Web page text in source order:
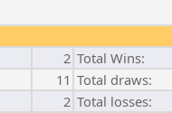
2 Total Wins:
11 Total draws:
2 Total losses: